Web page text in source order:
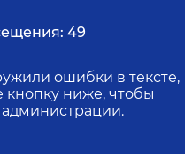
49
ошибки в тексте,
кнопку ниже, чтобы